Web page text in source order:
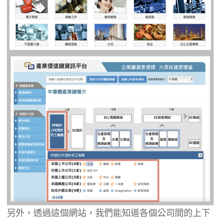
另外，透過這個網站，我們能知道各個公司間的上下